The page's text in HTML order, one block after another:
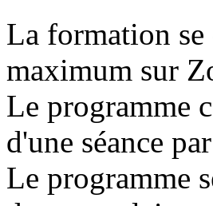
La formation se
maximum sur
Le programme
d'une séance
Le programme